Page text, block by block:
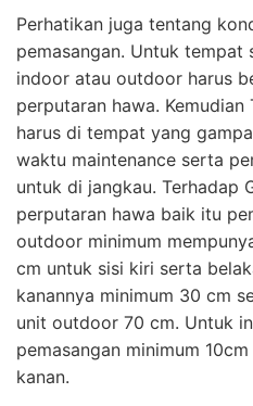
Perhatikan juga tentang
pemasangan. Untuk tempat
indoor atau outdoor harus
perputaran hawa.
harus di tempat yang
waktu maintenance serta
untuk di jangkau. Terhadap
perputaran hawa baik itu
outdoor minimum
cm untuk sisi kiri serta
kanannya minimum 30 cm
unit outdoor 70 cm. Untuk
pemasangan minimum
kanan.